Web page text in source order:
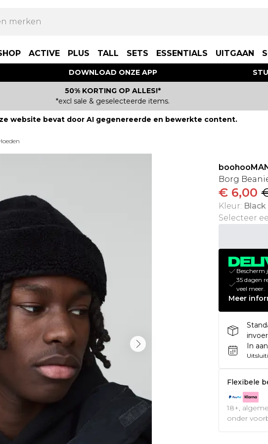
ACTIVE PLUS TALL SETS ESSENTIALS UITGAAN
DOWNLOAD ONZE APP
50% KORTING OP ALLES!*
*excl sale & geselecteerde items.
website bevat door AI gegenereerde en bewerkte content.
Borg
€ 6,00
Kleur: Black
Selecteer
Bescherm
35 dagen
veel meer.
Meer
In
Flexibele
18+,
onder